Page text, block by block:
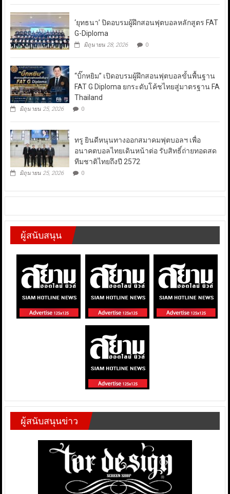
‘ยุทธนา’ ปิดอบรมผู้ฝึกสอนฟุตบอลหลักสูตร FAT
G-Diploma
มิถุนายน 28, 2026 0
“บิ๊กหยิม” เปิดอบรมผู้ฝึกสอนฟุตบอลขั้นพื้นฐาน
FAT G Diploma ยกระดับโค้ชไทยสู่มาตรฐาน FA
Thailand
มิถุนายน 25, 2026 0
ทรู ยินดีหนุนทางออกสมาคมฟุตบอลฯ เพื่อ
อนาคตบอลไทยเดินหน้าต่อ รับสิทธิ์ถ่ายทอดสด
ทีมชาติไทยถึงปี 2572
มิถุนายน 25, 2026 0
ผู้สนับสนุน
ผู้สนับสนุนข่าว